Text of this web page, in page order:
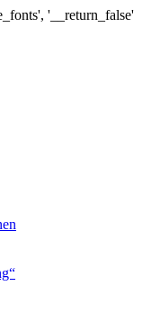
'__return_false'